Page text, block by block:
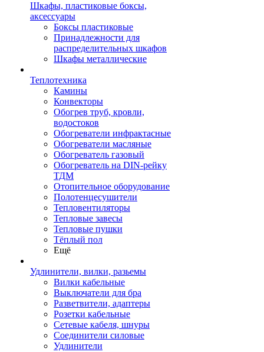
Шкафы, пластиковые боксы,
аксессуары
Боксы пластиковые
Принадлежности для
распределительных шкафов
Шкафы металлические
Теплотехника
Камины
Конвекторы
Обогрев труб, кровли,
водостоков
Обогреватели инфрактасные
Обогреватели масляные
Обогреватель газовый
Обогреватель на DIN-рейку
ТДМ
Отопительное оборудование
Полотенцесушители
Тепловентиляторы
Тепловые завесы
Тепловые пушки
Тёплый пол
Ещё
Удлинители, вилки, разьемы
Вилки кабельные
Выключатели для бра
Разветвители, адаптеры
Розетки кабельные
Сетевые кабеля, шнуры
Соединители силовые
Удлинители